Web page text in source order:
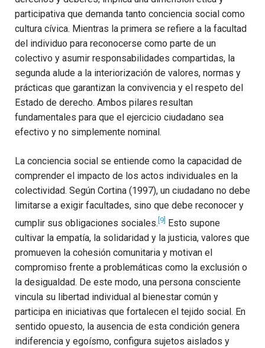
participativa que demanda tanto conciencia social como
cultura cívica. Mientras la primera se refiere a la facultad
del individuo para reconocerse como parte de un
colectivo y asumir responsabilidades compartidas, la
segunda alude a la interiorización de valores, normas y
prácticas que garantizan la convivencia y el respeto del
Estado de derecho. Ambos pilares resultan
fundamentales para que el ejercicio ciudadano sea
efectivo y no simplemente nominal.
La conciencia social se entiende como la capacidad de
comprender el impacto de los actos individuales en la
colectividad. Según Cortina (1997), un ciudadano no debe
limitarse a exigir facultades, sino que debe reconocer y
cumplir sus obligaciones sociales. [9]
Esto supone
cultivar la empatía, la solidaridad y la justicia, valores que
promueven la cohesión comunitaria y motivan el
compromiso frente a problemáticas como la exclusión o
la desigualdad. De este modo, una persona consciente
vincula su libertad individual al bienestar común y
participa en iniciativas que fortalecen el tejido social. En
sentido opuesto, la ausencia de esta condición genera
indiferencia y egoísmo, configura sujetos aislados y